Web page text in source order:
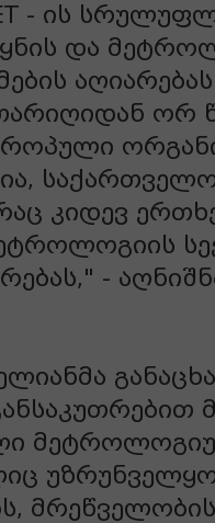
- ის
და
ორ
ია,
კიდევ
-